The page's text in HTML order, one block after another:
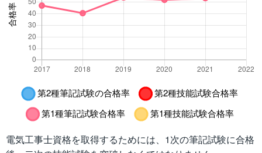
電気工事士資格を取得するためには、1次の筆記試験に合格